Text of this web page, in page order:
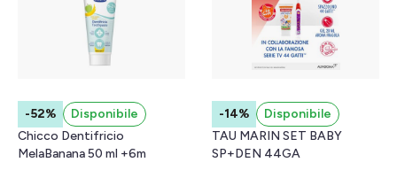
-52%
Disponibile
Chicco Dentifricio
MelaBanana 50 ml +6m
-14%
Disponibile
TAU MARIN SET BABY
SP+DEN 44GA